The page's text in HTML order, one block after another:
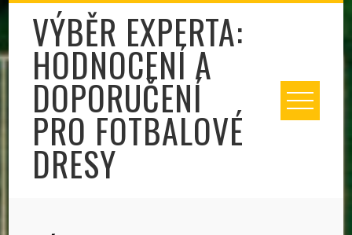
contentVÝBĚR EXPERTA:
HODNOCENÍ A
DOPORUČENÍ
PRO FOTBALOVÉ
DRESY